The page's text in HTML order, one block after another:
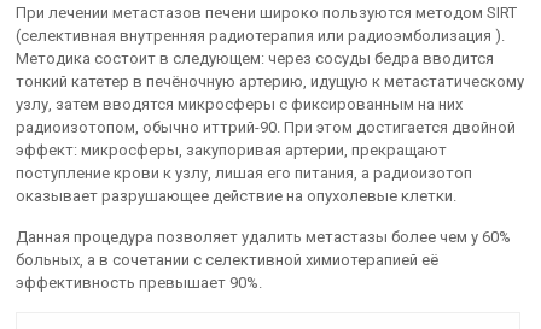
При лечении метастазов печени широко пользуются методом SIRT
(селективная внутренняя радиотерапия или радиоэмболизация ).
Методика состоит в следующем: через сосуды бедра вводится
тонкий катетер в печёночную артерию, идущую к метастатическому
узлу, затем вводятся микросферы с фиксированным на них
радиоизотопом, обычно иттрий-90. При этом достигается двойной
эффект: микросферы, закупоривая артерии, прекращают
поступление крови к узлу, лишая его питания, а радиоизотоп
оказывает разрушающее действие на опухолевые клетки.
Данная процедура позволяет удалить метастазы более чем у 60%
больных, а в сочетании с селективной химиотерапией её
эффективность превышает 90%.